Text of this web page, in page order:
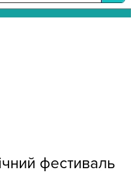
фестиваль